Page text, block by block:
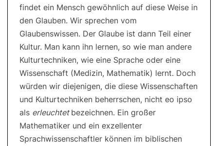
findet ein Mensch gewöhnlich auf diese Weise in
den Glauben. Wir sprechen vom
Glaubenswissen. Der Glaube ist dann Teil einer
Kultur. Man kann ihn lernen, so wie man andere
Kulturtechniken, wie eine Sprache oder eine
Wissenschaft (Medizin, Mathematik) lernt. Doch
würden wir diejenigen, die diese Wissenschaften
und Kulturtechniken beherrschen, nicht eo ipso
als erleuchtet bezeichnen. Ein großer
Mathematiker und ein exzellenter
Sprachwissenschaftler können im biblischen